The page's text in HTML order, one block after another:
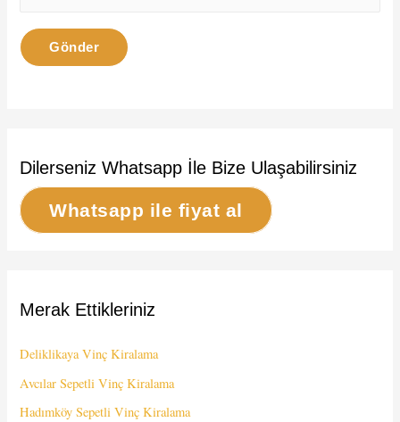
Dilerseniz Whatsapp İle Bize Ulaşabilirsiniz
Whatsapp ile fiyat al
Merak Ettikleriniz
Deliklikaya Vinç Kiralama
Avcılar Sepetli Vinç Kiralama
Hadımköy Sepetli Vinç Kiralama